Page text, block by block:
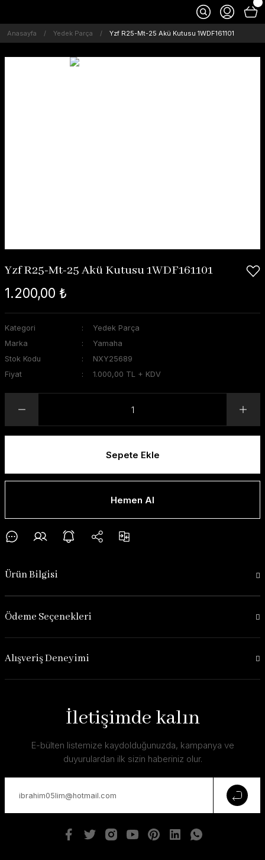
Anasayfa Yedek Parça Yzf R25-Mt-25 Akü Kutusu 1WDF161101
Yzf R25-Mt-25 Akü Kutusu 1WDF161101
1.200,00 ₺
Kategori
Yedek Parça
Marka
Yamaha
Stok Kodu
NXY25689
Fiyat
1.000,00 TL + KDV
Sepete Ekle
Hemen Al
Ürün Bilgisi
Ödeme Seçenekleri
Alışveriş Deneyimi
İletişimde kalın
E-bülten listemize kaydolduğunuzda, kampanya ve
duyurulardan ilk sizin haberiniz olur.